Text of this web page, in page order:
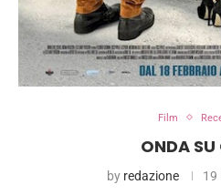
Film
ONDA
by redazione 19